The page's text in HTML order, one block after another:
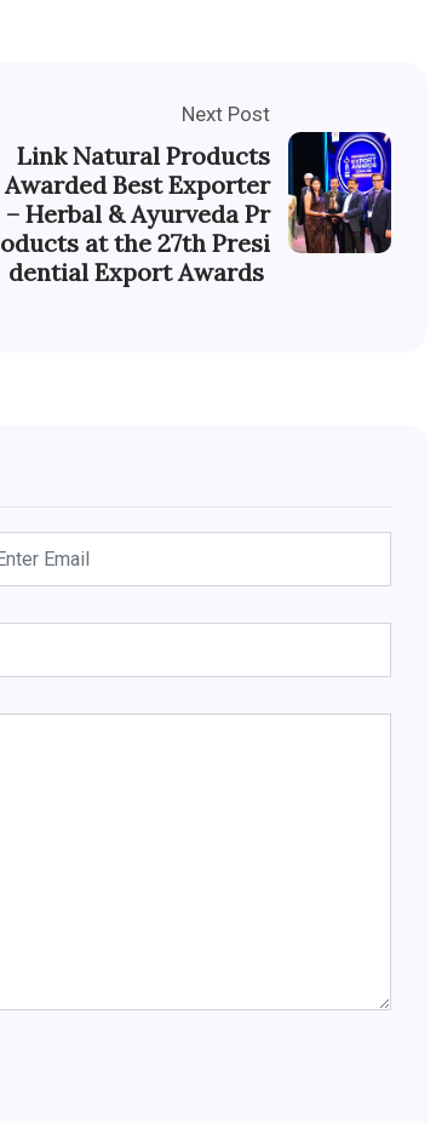
Next Post
Link Natural Products
Awarded Best Exporter
– Herbal & Ayurveda Pr
oducts at the 27th Presi
dential Export Awards